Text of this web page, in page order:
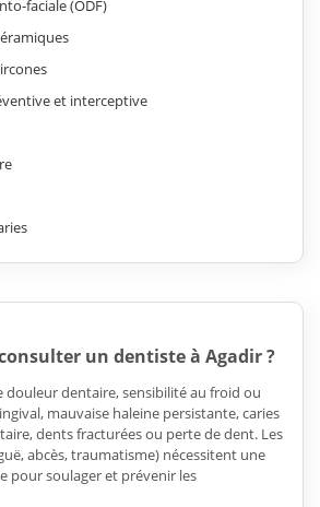
faciale (ODF)
et interceptive
un dentiste à Agadir ?
dentaire, sensibilité au froid ou
mauvaise haleine persistante, caries
dents fracturées ou perte de dent. Les
abcès, traumatisme) nécessitent une
pour soulager et prévenir les